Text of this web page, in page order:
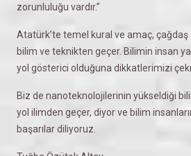
zorunluluğu vardır.”
Atatürk’te temel kural ve amaç, çağdaş
bilim ve teknikten geçer. Bilimin insan
yol gösterici olduğuna dikkatlerimizi
Biz de nanoteknolojilerinin yükseldiği
yol ilimden geçer, diyor ve bilim
başarılar diliyoruz.